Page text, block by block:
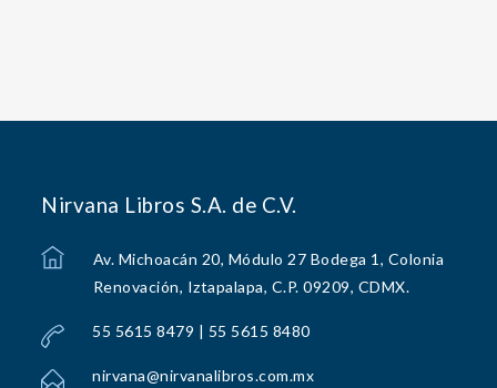
Nirvana Libros S.A. de C.V.
Av. Michoacán 20, Módulo 27 Bodega 1, Colonia
Renovación, Iztapalapa, C.P. 09209, CDMX.
55 5615 8479 | 55 5615 8480
nirvana@nirvanalibros.com.mx